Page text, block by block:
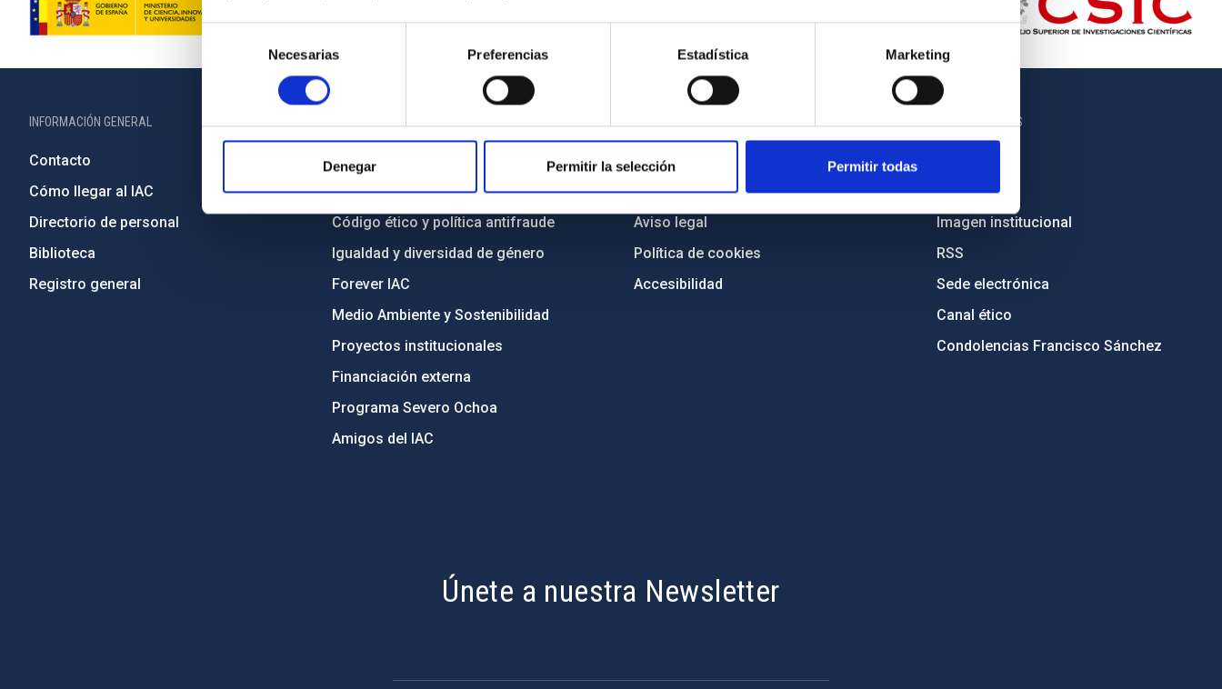
Selección
consentimiento
Necesarias Preferencias Estadística Marketing
Denegar Permitir la selección Permitir todas
INFORMACIÓN GENERAL
Contacto
Cómo llegar al IAC
Directorio de personal
Biblioteca
Registro general
Legislación
Transparencia
Código ético y política antifraude
Igualdad y diversidad de género
Forever IAC
Medio Ambiente y Sostenibilidad
Proyectos institucionales
Financiación externa
Programa Severo Ochoa
Amigos del IAC
Mapa web
Políticas de privacidad
Aviso legal
Política de cookies
Accesibilidad
OTROS ENLACES
Licitaciones
Imagen institucional
RSS
Sede electrónica
Canal ético
Condolencias Francisco Sánchez
Únete a nuestra Newsletter